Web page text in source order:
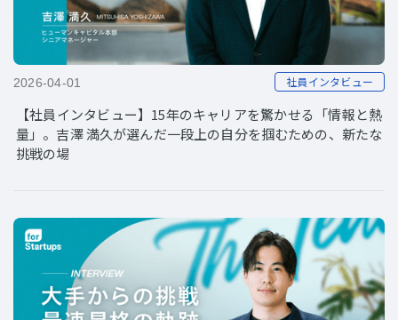
2026-04-01 社員インタビュー
【社員インタビュー】15年のキャリアを驚かせる「情報と熱
量」。吉澤 満久が選んだ一段上の自分を掴むための、新たな
挑戦の場